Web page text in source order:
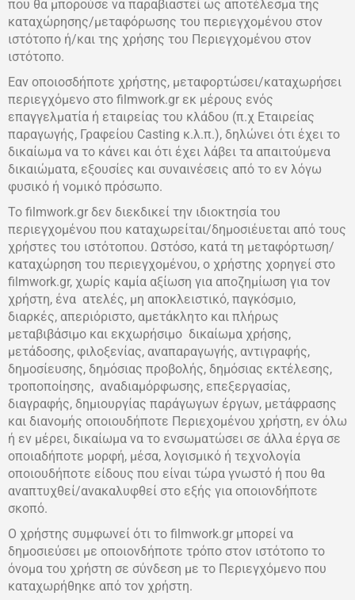
που θα μπορούσε να παραβιαστεί ως αποτέλεσμα της
καταχώρησης/μεταφόρωσης του περιεγχομένου στον
ιστότοπο ή/και της χρήσης του Περιεγχομένου στον
ιστότοπο.
Εαν οποιοσδήποτε χρήστης, μεταφορτώσει/καταχωρήσει
περιεγχόμενο στο filmwork.gr εκ μέρους ενός
επαγγελματία ή εταιρείας του κλάδου (π.χ Εταιρείας
παραγωγής, Γραφείου Casting κ.λ.π.), δηλώνει ότι έχει το
δικαίωμα να το κάνει και ότι έχει λάβει τα απαιτούμενα
δικαιώματα, εξουσίες και συναινέσεις από το εν λόγω
φυσικό ή νομικό πρόσωπο.
Το filmwork.gr δεν διεκδικεί την ιδιοκτησία του
περιεγχομένου που καταχωρείται/δημοσιέυεται από τους
χρήστες του ιστότοπου. Ωστόσο, κατά τη μεταφόρτωση/
καταχώρηση του περιεγχομένου, ο χρήστης χορηγεί στο
filmwork.gr, χωρίς καμία αξίωση για αποζημίωση για τον
χρήστη, ένα ατελές, μη αποκλειστικό, παγκόσμιο,
διαρκές, απεριόριστο, αμετάκλητο και πλήρως
μεταβιβάσιμο και εκχωρήσιμο δικαίωμα χρήσης,
μετάδοσης, φιλοξενίας, αναπαραγωγής, αντιγραφής,
δημοσίευσης, δημόσιας προβολής, δημόσιας εκτέλεσης,
τροποποίησης, αναδιαμόρφωσης, επεξεργασίας,
διαγραφής, δημιουργίας παράγωγων έργων, μετάφρασης
και διανομής οποιουδήποτε Περιεχομένου χρήστη, εν όλω
ή εν μέρει, δικαίωμα να το ενσωματώσει σε άλλα έργα σε
οποιαδήποτε μορφή, μέσα, λογισμικό ή τεχνολογία
οποιουδήποτε είδους που είναι τώρα γνωστό ή που θα
αναπτυχθεί/ανακαλυφθεί στο εξής για οποιονδήποτε
σκοπό.
Ο χρήστης συμφωνεί ότι το filmwork.gr μπορεί να
δημοσιεύσει με οποιονδήποτε τρόπο στον ιστότοπο το
όνομα του χρήστη σε σύνδεση με το Περιεγχόμενο που
καταχωρήθηκε από τον χρήστη.